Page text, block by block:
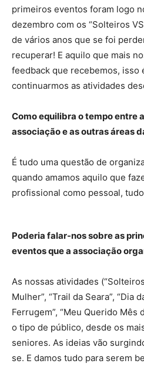
primeiros eventos foram logo
dezembro com os “Solteiros
de vários anos que se foi
recuperar! E aquilo que mais
feedback que recebemos, isso
continuarmos as atividades
Como equilibra o tempo entre
associação e as outras áreas
É tudo uma questão de
quando amamos aquilo que
profissional como pessoal,
Poderia falar-nos sobre as
eventos que a associação
As nossas atividades
Mulher”, “Trail da Seara”, “Dia
Ferrugem”, “Meu Querido Mês
o tipo de público, desde os
seniores. As ideias vão
se. E damos tudo para serem